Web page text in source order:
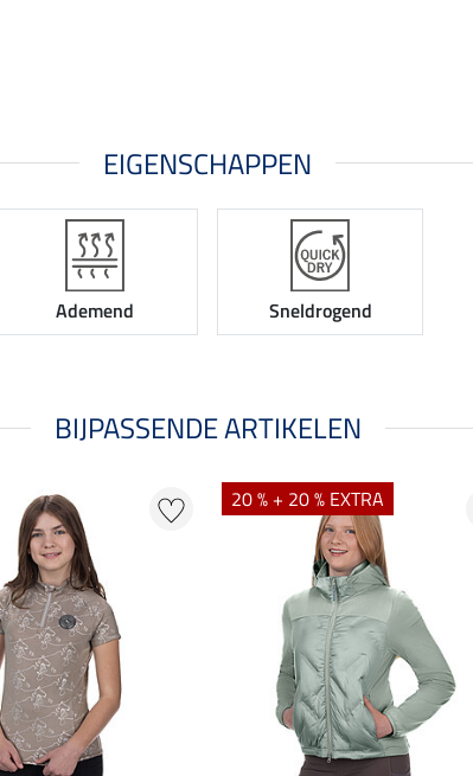
EIGENSCHAPPEN
Ademend Sneldrogend
BIJPASSENDE ARTIKELEN
20 % + 20 % EXTRA